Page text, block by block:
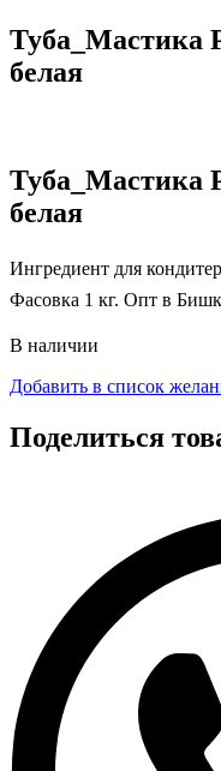
Туба_Мастика
белая
Туба_Мастика
белая
Ингредиент для
Фасовка 1 кг. Опт в
В наличии
Добавить в список
Поделиться